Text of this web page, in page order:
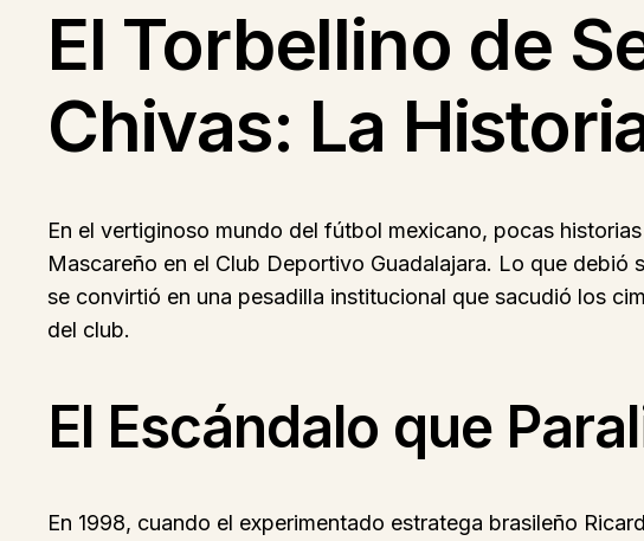
El Torbellino de
Chivas: La
En el vertiginoso mundo del fútbol mexicano, pocas
Mascareño en el Club Deportivo Guadalajara. Lo que
se convirtió en una pesadilla institucional que sacudió los
del club.
El Escándalo que
En 1998, cuando el experimentado estratega brasileño